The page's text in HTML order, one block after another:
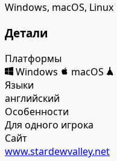
Windows, macOS, Linux
Детали
Платформы
Windows
macOS
Языки
английский
Особенности
Для одного игрока
Сайт
www.stardewvalley.net